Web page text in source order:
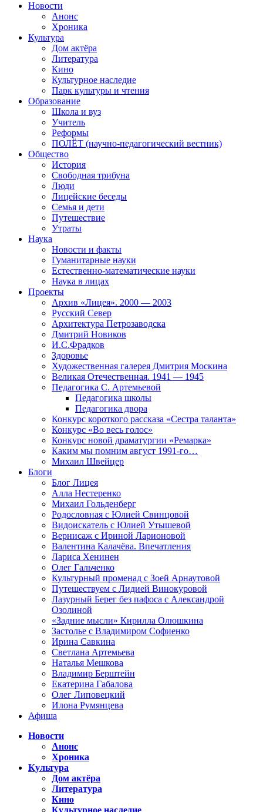
Новости
Анонс
Хроника
Культура
Дом актёра
Литература
Кино
Культурное наследие
Парк культуры и чтения
Образование
Школа и вуз
Учитель
Реформы
ПОЛЁТ (научно-педагогический вестник)
Общество
История
Свободная трибуна
Люди
Лицейские беседы
Семья и дети
Путешествие
Утраты
Наука
Новости и факты
Гуманитарные науки
Естественно-математические науки
Наука в лицах
Проекты
Архив «Лицея». 2000 — 2003
Русский Север
Архитектура Петрозаводска
Дмитрий Новиков
И.С.Фрадков
Здоровье
Художественная галерея Дмитрия Москина
Великая Отечественная. 1941 — 1945
Педагогика С. Артемьевой
Педагогика школы
Педагогика двора
Конкурс короткого рассказа «Сестра таланта»
Конкурс «Во весь голос»
Конкурс новой драматургии «Ремарка»
Каким мы помним август 1991-го…
Михаил Швейцер
Блоги
Блог Лицея
Алла Нестеренко
Михаил Гольденберг
Родословная с Юлией Свинцовой
Видоискатель с Юлией Утышевой
Вернисаж с Ириной Ларионовой
Валентина Калачёва. Впечатления
Лариса Хенинен
Олег Гальченко
Культурный променад с Зоей Арнаутовой
Путешествуем с Лидией Винокуровой
Лазурный Берег без пафоса с Александрой
Озолиной
«Задние мысли» Кирилла Олюшкина
Застолье с Владимиром Софиенко
Ирина Савкина
Светлана Артемьева
Наталья Мешкова
Владимир Берштейн
Екатерина Габалова
Олег Липовецкий
Илона Румянцева
Афиша
Новости
Анонс
Хроника
Культура
Дом актёра
Литература
Кино